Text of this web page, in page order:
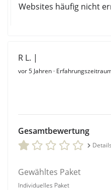
Websites häufig nicht
R L. |
vor 5 Jahren ·
Gesamtbewertung
Details
Gewähltes Paket
Individuelles Paket